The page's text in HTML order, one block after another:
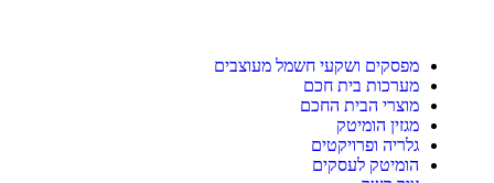
מפסקים ושקעי חשמל מעוצבים
מערכות בית חכם
מוצרי הבית החכם
מגזין הומיטק
גלריה ופרויקטים
הומיטק לעסקים